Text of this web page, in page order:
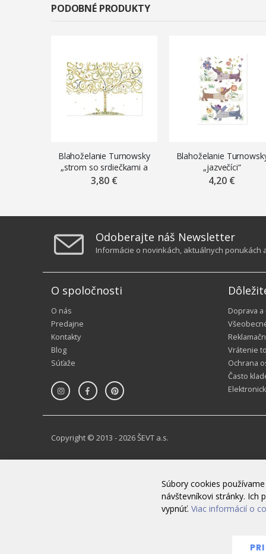
PODOBNÉ PRODUKTY
Blahoželanie Turnowsky
„strom so srdiečkami a
vtákmi“
3,80 €
Blahoželanie
„jazvečíci“
4,20 €
Odoberajte náš Newsletter
Informácie o novinkách, aktuálnych ponukách
O spoločnosti
O nás
Predajne
Kontakty
Blog
Súťaže
Doprava
Vrátenie
Ochrana
Často
Copyright © 2013 - 2026 ŠEVT a.s.
Súbory cookies
návštevníkovi stránky. Ich
vypnúť. Viac informácií o